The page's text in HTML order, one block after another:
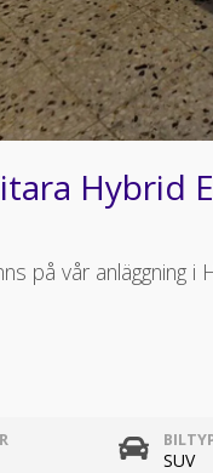
Hybrid
på vår anläggning i
SUV